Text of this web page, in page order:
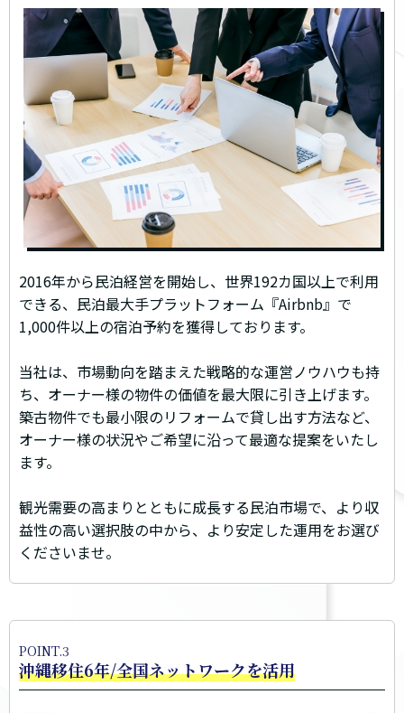
2016年から民泊経営を開始し、世界192カ国以上で利用
できる、民泊最大手プラットフォーム『Airbnb』で
1,000件以上の宿泊予約を獲得しております。
当社は、市場動向を踏まえた戦略的な運営ノウハウも持
ち、オーナー様の物件の価値を最大限に引き上げます。
築古物件でも最小限のリフォームで貸し出す方法など、
オーナー様の状況やご希望に沿って最適な提案をいたし
ます。
観光需要の高まりとともに成長する民泊市場で、より収
益性の高い選択肢の中から、より安定した運用をお選び
くださいませ。
POINT.3
沖縄移住6年/全国ネットワークを活用